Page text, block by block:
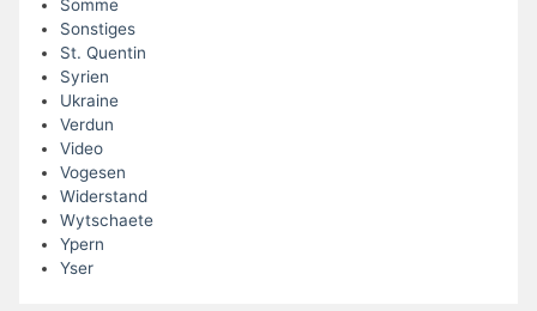
Somme
Sonstiges
St. Quentin
Syrien
Ukraine
Verdun
Video
Vogesen
Widerstand
Wytschaete
Ypern
Yser